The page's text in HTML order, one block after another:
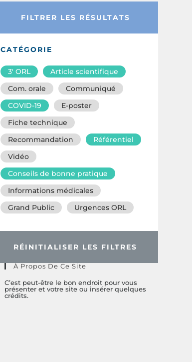
FILTRER LES RÉSULTATS
CATÉGORIE
3′ ORL
Article scientifique
Com. orale
Communiqué
COVID-19
E-poster
Fiche technique
Recommandation
Référentiel
Vidéo
Conseils de bonne pratique
Informations médicales
Grand Public
Urgences ORL
RÉINITIALISER LES FILTRES
À Propos De Ce Site
C’est peut-être le bon endroit pour vous
présenter et votre site ou insérer quelques
crédits.